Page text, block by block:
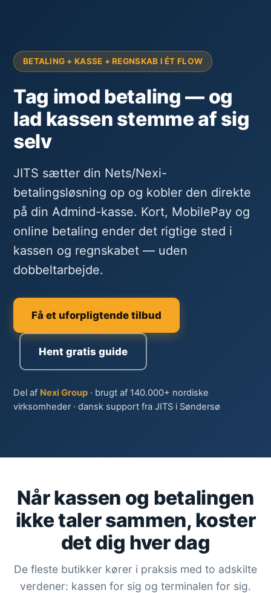
BETALING + KASSE + REGNSKAB I ÉT FLOW
Tag imod betaling — og
lad kassen stemme af sig
selv
JITS sætter din Nets/Nexi-
betalingsløsning op og kobler den direkte
på din Admind-kasse. Kort, MobilePay og
online betaling ender det rigtige sted i
kassen og regnskabet — uden
dobbeltarbejde.
Få et uforpligtende tilbud
Hent gratis guide
Del af Nexi Group · brugt af 140.000+ nordiske
virksomheder · dansk support fra JITS i Søndersø
Når kassen og betalingen
ikke taler sammen, koster
det dig hver dag
De fleste butikker kører i praksis med to adskilte
verdener: kassen for sig og terminalen for sig.